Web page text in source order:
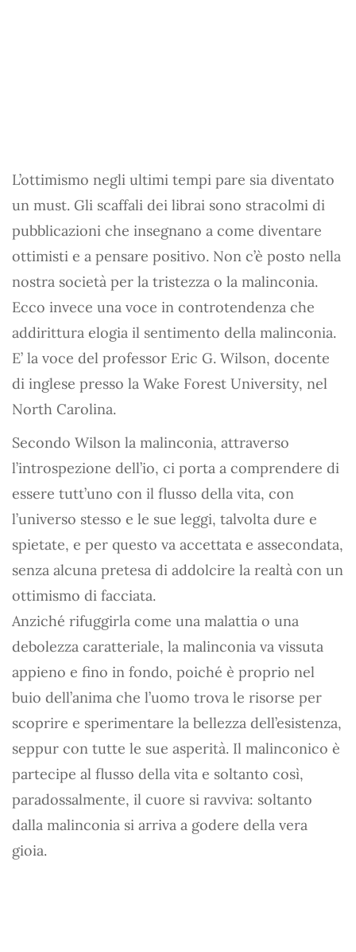
L’ottimismo negli ultimi tempi pare sia diventato
un must. Gli scaffali dei librai sono stracolmi di
pubblicazioni che insegnano a come diventare
ottimisti e a pensare positivo. Non c’è posto nella
nostra società per la tristezza o la malinconia.
Ecco invece una voce in controtendenza che
addirittura elogia il sentimento della malinconia.
E’ la voce del professor Eric G. Wilson, docente
di inglese presso la Wake Forest University, nel
North Carolina.
Secondo Wilson la malinconia, attraverso
l’introspezione dell’io, ci porta a comprendere di
essere tutt’uno con il flusso della vita, con
l’universo stesso e le sue leggi, talvolta dure e
spietate, e per questo va accettata e assecondata,
senza alcuna pretesa di addolcire la realtà con un
ottimismo di facciata.
Anziché rifuggirla come una malattia o una
debolezza caratteriale, la malinconia va vissuta
appieno e fino in fondo, poiché è proprio nel
buio dell’anima che l’uomo trova le risorse per
scoprire e sperimentare la bellezza dell’esistenza,
seppur con tutte le sue asperità. Il malinconico è
partecipe al flusso della vita e soltanto così,
paradossalmente, il cuore si ravviva: soltanto
dalla malinconia si arriva a godere della vera
gioia.